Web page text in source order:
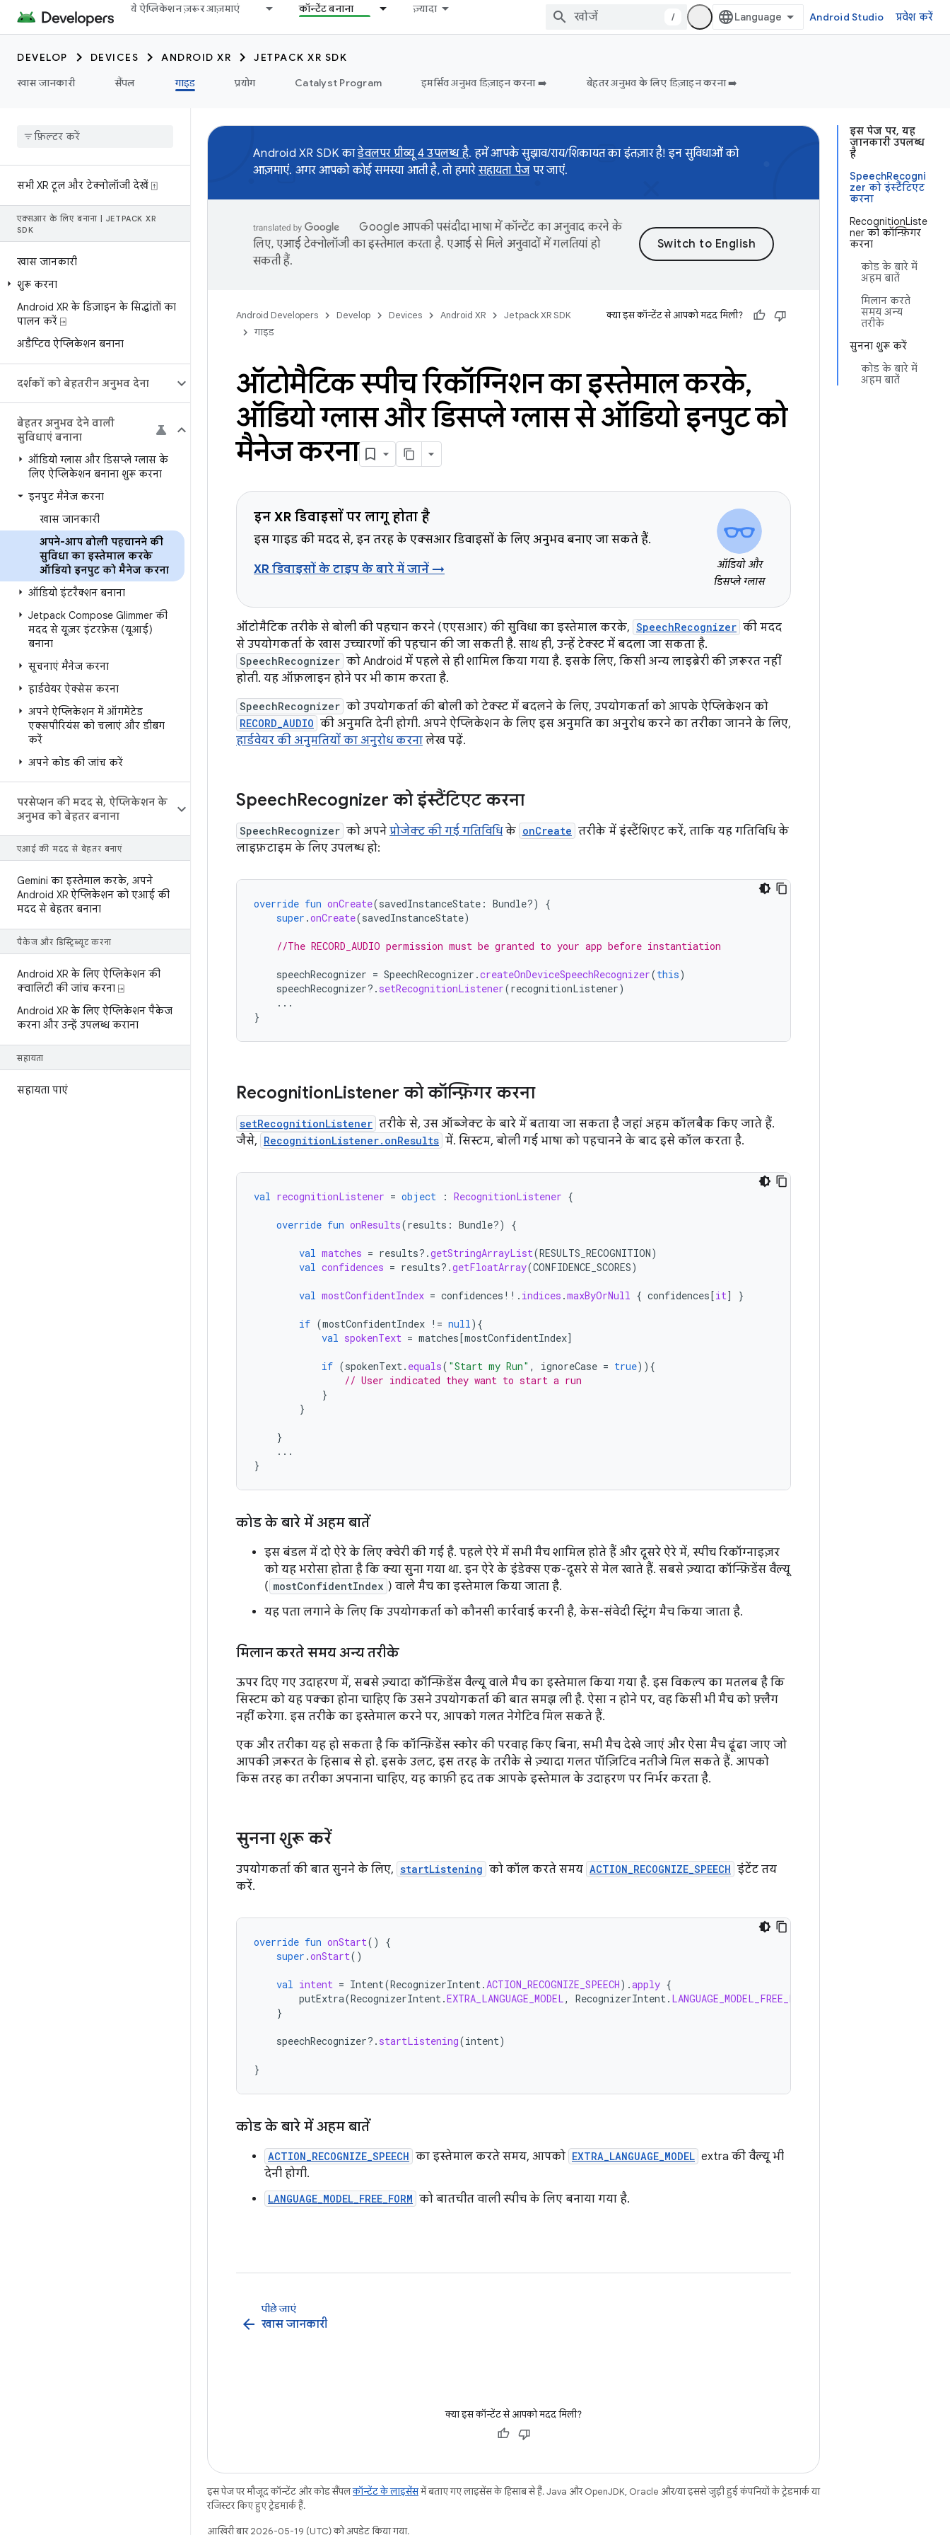
ये ऐप्लिकेशन ज़रूर आज़माएं कॉन्टेंट बनाना ज़्यादा
/ Android Studio प्रवेश करें
DEVELOP DEVICES ANDROID XR
JETPACK XR SDK
खास जानकारी
सैंपल गाइड प्रयोग Catalyst Program इमर्सिव अनुभव डिज़ाइन करना ➡️ बेहतर अनुभव के लिए डिज़ाइन करना ➡️
सभी XR टूल और टेक्नोलॉजी देखें ⍐
एक्सआर के लिए बनाना
JETPACK XR
SDK
खास जानकारी
शुरू करना
Android XR के डिज़ाइन के सिद्धांतों का
पालन करें ⍈
अडैप्टिव ऐप्लिकेशन बनाना
दर्शकों को बेहतरीन अनुभव देना
बेहतर अनुभव देने वाली
सुविधाएं बनाना
ऑडियो ग्लास और डिसप्ले ग्लास के
लिए ऐप्लिकेशन बनाना शुरू करना
इनपुट मैनेज करना
खास जानकारी
अपने-आप बोली पहचानने की
सुविधा का इस्तेमाल करके
ऑडियो इनपुट को मैनेज करना
ऑडियो इंटरैक्शन बनाना
Jetpack Compose Glimmer की
मदद से यूज़र इंटरफ़ेस (यूआई)
बनाना
सूचनाएं मैनेज करना
हार्डवेयर ऐक्सेस करना
अपने ऐप्लिकेशन में ऑगमेंटेड
एक्सपीरियंस को चलाएं और डीबग
करें
अपने कोड की जांच करें
परसेप्शन की मदद से, ऐप्लिकेशन के
अनुभव को बेहतर बनाना
एआई की मदद से बेहतर बनाएं
Gemini का इस्तेमाल करके, अपने
Android XR ऐप्लिकेशन को एआई की
मदद से बेहतर बनाना
पैकेज और डिस्ट्रिब्यूट करना
Android XR के लिए ऐप्लिकेशन की
क्वालिटी की जांच करना ⍈
Android XR के लिए ऐप्लिकेशन पैकेज
करना और उन्हें उपलब्ध कराना
सहायता
सहायता पाएं
इस पेज पर, यह
जानकारी उपलब्ध
है
SpeechRecogni
zer को इंस्टैंटिएट
करना
RecognitionListe
ner को कॉन्फ़िगर
करना
कोड के बारे में
अहम बातें
मिलान करते
समय अन्य
तरीके
सुनना शुरू करें
कोड के बारे में
अहम बातें
Android XR SDK काडेवलपर प्रीव्यू 4 उपलब्ध है. हमें आपके सुझाव/राय/शिकायत का इंतज़ार है! इन सुविधाओं को
आज़माएं. अगर आपको कोई समस्या आती है, तो हमारेसहायता पेजपर जाएं.
Google आपकी पसंदीदा भाषा में कॉन्टेंट का अनुवाद करने के
लिए, एआई टेक्नोलॉजी का इस्तेमाल करता है. एआई से मिले अनुवादों में गलतियां हो
सकती हैं.
Android Developers Develop Devices Android XR
Jetpack XR SDK
गाइड
क्या इस कॉन्टेंट से आपको मदद मिली?
ऑटोमैटिक स्पीच रिकॉग्निशन का इस्तेमाल करके,
ऑडियो ग्लास और डिसप्ले ग्लास से ऑडियो इनपुट को
मैनेज करना
इन XR डिवाइसों पर लागू होता है
इस गाइड की मदद से, इन तरह के एक्सआर डिवाइसों के लिए अनुभव बनाए जा सकते हैं.
XR डिवाइसों के टाइप के बारे में जानें →
ऑडियो और
डिसप्ले ग्लास
ऑटोमैटिक तरीके से बोली की पहचान करने (एएसआर) की सुविधा का इस्तेमाल करके, SpeechRecognizer की मदद
से उपयोगकर्ता के खास उच्चारणों की पहचान की जा सकती है. साथ ही, उन्हें टेक्स्ट में बदला जा सकता है.
SpeechRecognizer को Android में पहले से ही शामिल किया गया है. इसके लिए, किसी अन्य लाइब्रेरी की ज़रूरत नहीं
होती. यह ऑफ़लाइन होने पर भी काम करता है.
SpeechRecognizer को उपयोगकर्ता की बोली को टेक्स्ट में बदलने के लिए, उपयोगकर्ता को आपके ऐप्लिकेशन को
RECORD_AUDIO की अनुमति देनी होगी. अपने ऐप्लिकेशन के लिए इस अनुमति का अनुरोध करने का तरीका जानने के लिए,
हार्डवेयर की अनुमतियों का अनुरोध करना लेख पढ़ें.
SpeechRecognizer को इंस्टैंटिएट करना
SpeechRecognizer को अपने प्रोजेक्ट की गई गतिविधिके onCreate तरीके में इंस्टैंशिएट करें, ताकि यह गतिविधि के
लाइफ़टाइम के लिए उपलब्ध हो:
override fun onCreate(savedInstanceState : Bundle?)
{
super .onCreate(savedInstanceState)
//The RECORD_AUDIO permission must be granted to your app before instantiation
speechRecognizer = SpeechRecognizer .createOnDeviceSpeechRecognizer(this)
speechRecognizer?. setRecognitionListener(recognitionListener)
...
}
RecognitionListener को कॉन्फ़िगर करना
setRecognitionListener तरीके से, उस ऑब्जेक्ट के बारे में बताया जा सकता है जहां अहम कॉलबैक किए जाते हैं.
जैसे, RecognitionListener.onResults में. सिस्टम, बोली गई भाषा को पहचानने के बाद इसे कॉल करता है.
val recognitionListener = object : RecognitionListener {
override fun onResults(results : Bundle?) {
val matches = results?.getStringArrayList(RESULTS_RECOGNITION)
val confidences = results?.getFloatArray(CONFIDENCE_SCORES)
val mostConfidentIndex = confidences !! . indices .maxByOrNull { confidences[it] }
if (mostConfidentIndex != null){
val spokenText = matches[mostConfidentIndex]
if (spokenText. equals( "Start my Run" , ignoreCase = true)){
// User indicated they want to start a run
}
}
}
...
}
कोड के बारे में अहम बातें
इस बंडल में दो ऐरे के लिए क्वेरी की गई है. पहले ऐरे में सभी मैच शामिल होते हैं और दूसरे ऐरे में, स्पीच रिकॉग्नाइज़र
को यह भरोसा होता है कि क्या सुना गया था. इन ऐरे के इंडेक्स एक-दूसरे से मेल खाते हैं. सबसे ज़्यादा कॉन्फ़िडेंस वैल्यू
( mostConfidentIndex ) वाले मैच का इस्तेमाल किया जाता है.
यह पता लगाने के लिए कि उपयोगकर्ता को कौनसी कार्रवाई करनी है, केस-संवेदी स्ट्रिंग मैच किया जाता है.
मिलान करते समय अन्य तरीके
ऊपर दिए गए उदाहरण में, सबसे ज़्यादा कॉन्फ़िडेंस वैल्यू वाले मैच का इस्तेमाल किया गया है. इस विकल्प का मतलब है कि
सिस्टम को यह पक्का होना चाहिए कि उसने उपयोगकर्ता की बात समझ ली है. ऐसा न होने पर, वह किसी भी मैच को फ़्लैग
नहीं करेगा. इस तरीके का इस्तेमाल करने पर, आपको गलत नेगेटिव मिल सकते हैं.
एक और तरीका यह हो सकता है कि कॉन्फ़िडेंस स्कोर की परवाह किए बिना, सभी मैच देखे जाएं और ऐसा मैच ढूंढा जाए जो
आपकी ज़रूरत के हिसाब से हो. इसके उलट, इस तरह के तरीके से ज़्यादा गलत पॉज़िटिव नतीजे मिल सकते हैं. आपको
किस तरह का तरीका अपनाना चाहिए, यह काफ़ी हद तक आपके इस्तेमाल के उदाहरण पर निर्भर करता है.
सुनना शुरू करें
उपयोगकर्ता की बात सुनने के लिए, startListening को कॉल करते समय ACTION_RECOGNIZE_SPEECH इंटेंट तय
करें.
override fun onStart()
{
super .onStart()
val intent = Intent(RecognizerIntent.ACTION_RECOGNIZE_SPEECH).apply {
putExtra(RecognizerIntent.EXTRA_LANGUAGE_MODEL, RecognizerIntent. LANGUAGE_MODEL_FREE_FORM
}
speechRecognizer?. startListening(intent)
}
कोड के बारे में अहम बातें
ACTION_RECOGNIZE_SPEECH का इस्तेमाल करते समय, आपको EXTRA_LANGUAGE_MODEL extra की वैल्यू भी
देनी होगी.
LANGUAGE_MODEL_FREE_FORM को बातचीत वाली स्पीच के लिए बनाया गया है.
पीछे जाएं
arrow_back खास जानकारी
क्या इस कॉन्टेंट से आपको मदद मिली?
इस पेज पर मौजूद कॉन्टेंट और कोड सैंपलकॉन्टेंट के लाइसेंसमें बताए गए लाइसेंस के हिसाब से हैं. Java और OpenJDK, Oracle और/या इससे जुड़ी हुई कंपनियों के ट्रेडमार्क या
रजिस्टर किए हुए ट्रेडमार्क हैं.
आखिरी बार 2026-05-19 (UTC) को अपडेट किया गया.